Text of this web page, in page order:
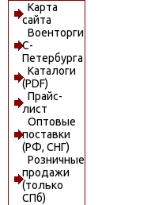
Карта
сайта
Военторги
С-
Петербурга
Каталоги
(PDF)
Прайс-
лист
Оптовые
поставки
(РФ, СНГ)
Розничные
продажи
(только
СПб)